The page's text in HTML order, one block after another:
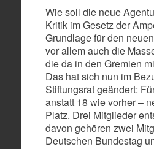
Wie soll die neue
Kritik im Gesetz der
Grundlage für den
vor allem auch die
die da in den Gremien
Das hat sich nun im
Stiftungsrat geändert:
anstatt 18 wie vorher –
Platz. Drei Mitglieder
davon gehören zwei
Deutschen Bundestag